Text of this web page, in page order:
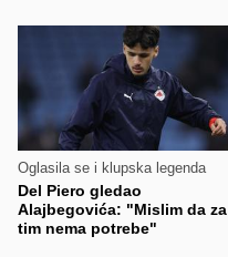
Oglasila se i klupska legenda
Del Piero gledao
Alajbegovića: "Mislim da za
tim nema potrebe"